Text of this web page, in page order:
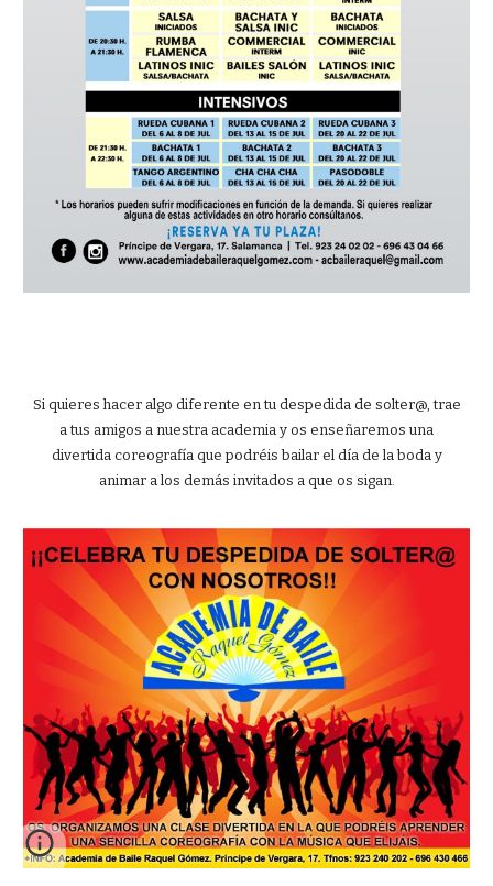
Si quieres hacer algo diferente en tu despedida de solter@, trae
a tus amigos a nuestra academia y os enseñaremos una
divertida coreografía que podréis bailar el día de la boda y
animar a los demás invitados a que os sigan.